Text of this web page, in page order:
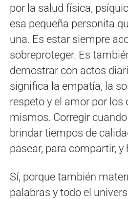
por la salud física,
esa pequeña personita
una. Es estar siempre
sobreproteger. Es
demostrar con actos
significa la empatía, la
respeto y el amor por los
mismos. Corregir
brindar tiempos de
pasear, para compartir, y
Sí, porque también
palabras y todo el